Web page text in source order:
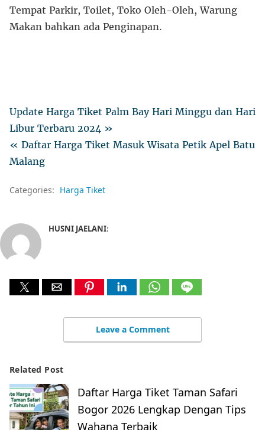
Tempat Parkir, Toilet, Toko Oleh-Oleh, Warung
Makan bahkan ada Penginapan.
Update Harga Tiket Palm Bay Hari Minggu dan Hari
Libur Terbaru 2024 »
« Daftar Harga Tiket Masuk Wisata Petik Apel Batu
Malang
Categories: Harga Tiket
HUSNI JAELANI:
Leave a Comment
Related Post
Daftar Harga Tiket Taman Safari
Bogor 2026 Lengkap Dengan Tips
Wahana Terbaik